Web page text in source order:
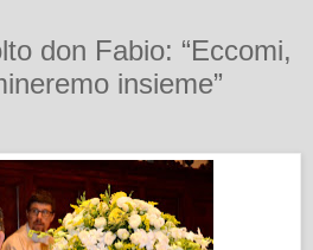
don Fabio: “Eccomi,
insieme”